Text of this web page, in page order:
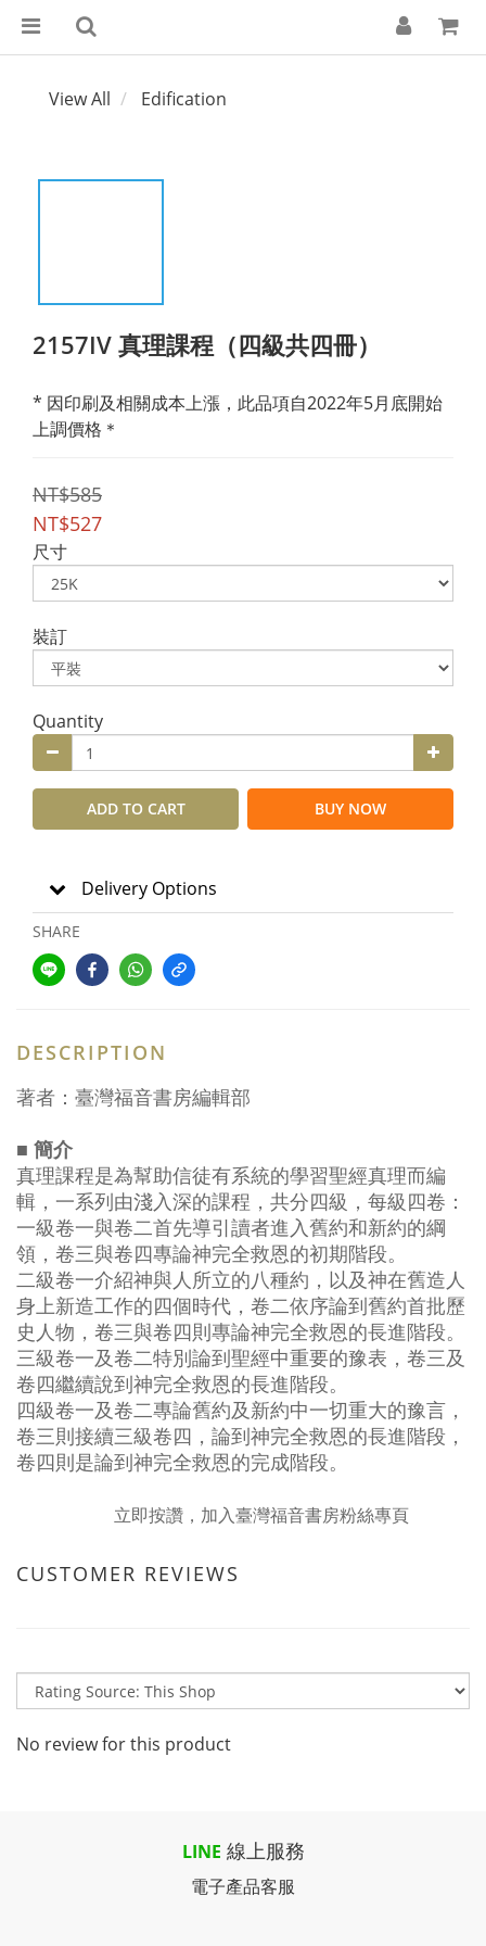
View All Edification
2157IV 真理課程（四級共四冊）
* 因印刷及相關成本上漲，此品項自2022年5月底開始
上調價格＊
NT$585
NT$527
尺寸
裝訂
Quantity
ADD TO CART BUY NOW
Delivery Options
SHARE
DESCRIPTION
著者：臺灣福音書房編輯部
■ 簡介
真理課程是為幫助信徒有系統的學習聖經真理而編
輯，一系列由淺入深的課程，共分四級，每級四卷：
一級卷一與卷二首先導引讀者進入舊約和新約的綱
領，卷三與卷四專論神完全救恩的初期階段。
二級卷一介紹神與人所立的八種約，以及神在舊造人
身上新造工作的四個時代，卷二依序論到舊約首批歷
史人物，卷三與卷四則專論神完全救恩的長進階段。
三級卷一及卷二特別論到聖經中重要的豫表，卷三及
卷四繼續說到神完全救恩的長進階段。
四級卷一及卷二專論舊約及新約中一切重大的豫言，
卷三則接續三級卷四，論到神完全救恩的長進階段，
卷四則是論到神完全救恩的完成階段。
立即按讚，加入臺灣福音書房粉絲專頁
CUSTOMER REVIEWS
No review for this product
LINE 線上服務
電子產品客服